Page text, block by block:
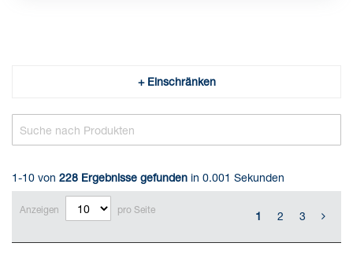
+ Einschränken
1-10 von 228 Ergebnisse gefunden in 0.001 Sekunden
Anzeigen pro Seite 1 2 3